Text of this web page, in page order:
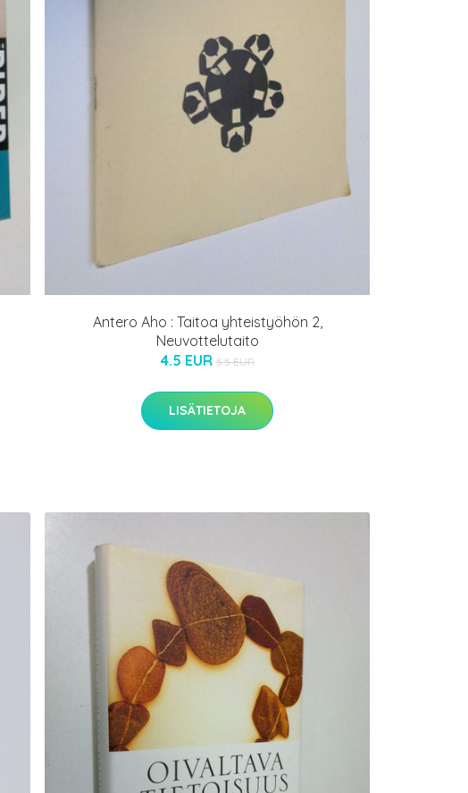
Antero Aho : Taitoa yhteistyöhön 2,
Neuvottelutaito
4.5 EUR 5.5 EUR
LISÄTIETOJA